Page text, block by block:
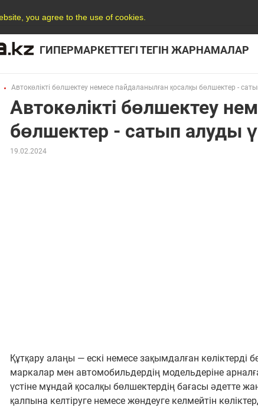
you agree to the use of cookies.
ГИПЕРМАРКЕТТЕГІ ТЕГІН ЖАРНАМАЛАР
Автокөлікті бөлшектеу немесе пайдаланылған қосалқы бөлшектер -
Автокөлікті бөлшектеу
бөлшектер - сатып алуды
19.02.2024
Құтқару алаңы — ескі немесе зақымдалған көліктерді
маркалар мен автомобильдердің модельдеріне
үстіне мұндай қосалқы бөлшектердің бағасы әдетте
қалпына келтіруге немесе жөндеуге келмейтін